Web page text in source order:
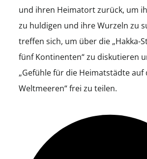
und ihren Heimatort zurück, um
zu huldigen und ihre Wurzeln zu
treffen sich, um über die „Hakka-
fünf Kontinenten“ zu diskutieren
„Gefühle für die Heimatstädte auf
Weltmeeren“ frei zu teilen.